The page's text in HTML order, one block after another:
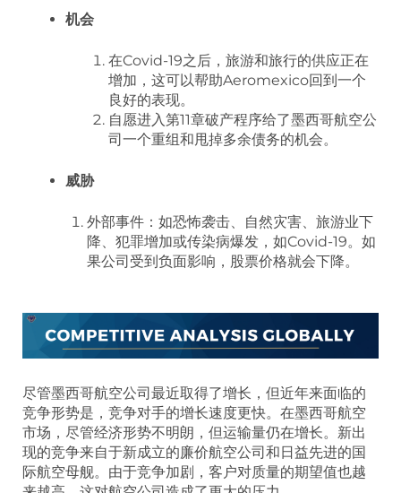
机会
在Covid-19之后，旅游和旅行的供应正在
增加，这可以帮助Aeromexico回到一个
良好的表现。
自愿进入第11章破产程序给了墨西哥航空公
司一个重组和甩掉多余债务的机会。
威胁
外部事件：如恐怖袭击、自然灾害、旅游业下
降、犯罪增加或传染病爆发，如Covid-19。如
果公司受到负面影响，股票价格就会下降。
尽管墨西哥航空公司最近取得了增长，但近年来面临的
竞争形势是，竞争对手的增长速度更快。在墨西哥航空
市场，尽管经济形势不明朗，但运输量仍在增长。新出
现的竞争来自于新成立的廉价航空公司和日益先进的国
际航空母舰。由于竞争加剧，客户对质量的期望值也越